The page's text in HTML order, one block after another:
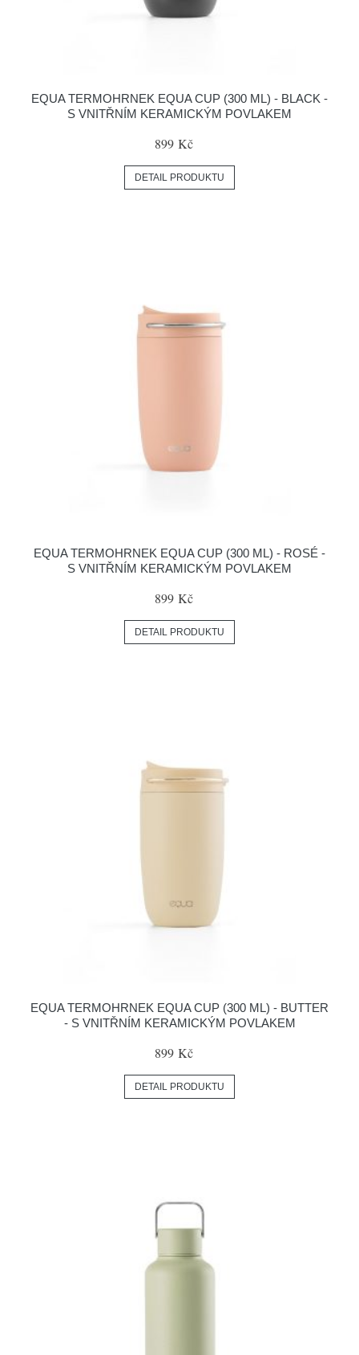
EQUA TERMOHRNEK EQUA CUP (300 ML) - BLACK -
S VNITŘNÍM KERAMICKÝM POVLAKEM
899 Kč
DETAIL PRODUKTU
EQUA TERMOHRNEK EQUA CUP (300 ML) - ROSÉ -
S VNITŘNÍM KERAMICKÝM POVLAKEM
899 Kč
DETAIL PRODUKTU
EQUA TERMOHRNEK EQUA CUP (300 ML) - BUTTER
- S VNITŘNÍM KERAMICKÝM POVLAKEM
899 Kč
DETAIL PRODUKTU